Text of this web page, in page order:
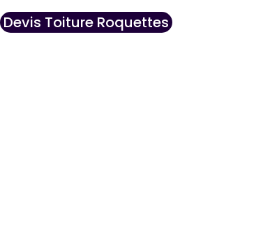
Devis Toiture Roquettes